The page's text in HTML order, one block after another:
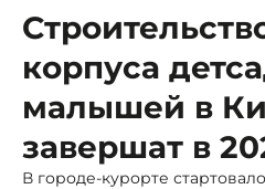
корпуса
малышей в
завершат в
В городе-курорте